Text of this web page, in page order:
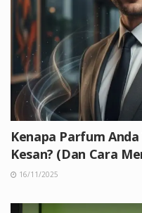
Kenapa Parfum
Kesan? (Dan Cara
16/11/2025